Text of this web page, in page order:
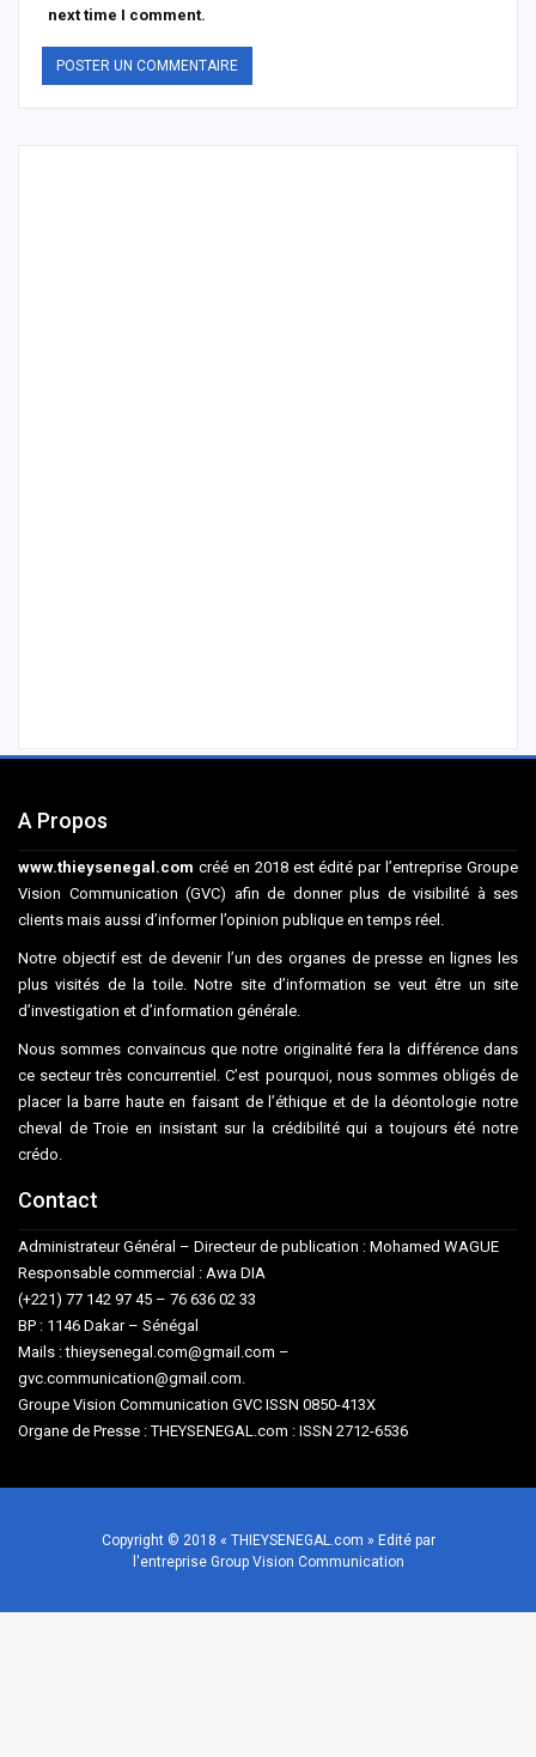
next time I comment.
A Propos
www.thieysenegal.com créé en 2018 est édité par l’entreprise Groupe
Vision Communication (GVC) afin de donner plus de visibilité à ses
clients mais aussi d’informer l’opinion publique en temps réel.
Notre objectif est de devenir l’un des organes de presse en lignes les
plus visités de la toile. Notre site d’information se veut être un site
d’investigation et d’information générale.
Nous sommes convaincus que notre originalité fera la différence dans
ce secteur très concurrentiel. C’est pourquoi, nous sommes obligés de
placer la barre haute en faisant de l’éthique et de la déontologie notre
cheval de Troie en insistant sur la crédibilité qui a toujours été notre
crédo.
Contact
Administrateur Général – Directeur de publication : Mohamed WAGUE
Responsable commercial : Awa DIA
(+221) 77 142 97 45 – 76 636 02 33
BP : 1146 Dakar – Sénégal
Mails : thieysenegal.com@gmail.com –
gvc.communication@gmail.com.
Groupe Vision Communication GVC ISSN 0850-413X
Organe de Presse : THEYSENEGAL.com : ISSN 2712-6536
Copyright © 2018 « THIEYSENEGAL.com » Edité par
l'entreprise Group Vision Communication